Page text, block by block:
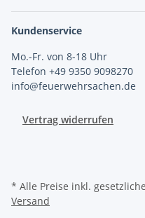
Kundenservice
Mo.-Fr. von 8-18 Uhr
Telefon +49 9350 9098270
info@feuerwehrsachen.de
Vertrag widerrufen
* Alle Preise inkl.
Versand